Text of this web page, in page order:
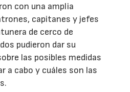
con una amplia
capitanes y jefes
de cerco de
pudieron dar su
las posibles medidas
a cabo y cuáles son las